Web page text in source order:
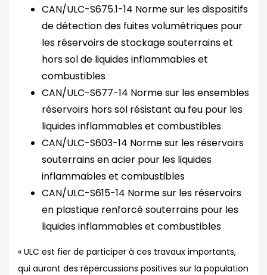
CAN/ULC-S675.1-14 Norme sur les dispositifs
de détection des fuites volumétriques pour
les réservoirs de stockage souterrains et
hors sol de liquides inflammables et
combustibles
CAN/ULC-S677-14 Norme sur les ensembles
réservoirs hors sol résistant au feu pour les
liquides inflammables et combustibles
CAN/ULC-S603-14 Norme sur les réservoirs
souterrains en acier pour les liquides
inflammables et combustibles
CAN/ULC-S615-14 Norme sur les réservoirs
en plastique renforcé souterrains pour les
liquides inflammables et combustibles
« ULC est fier de participer à ces travaux importants,
qui auront des répercussions positives sur la population